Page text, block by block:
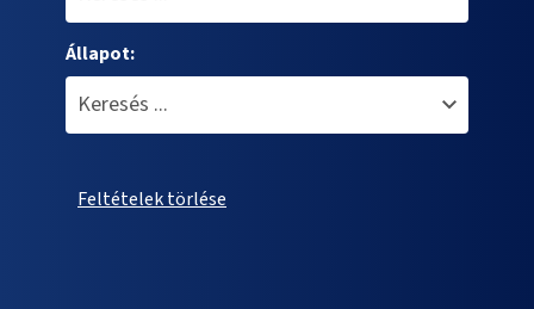
Állapot:
Feltételek törlése